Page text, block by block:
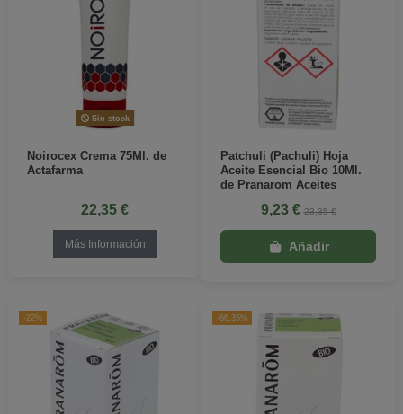
Sin stock
Noirocex Crema 75Ml. de
Actafarma
22,35 €
Más Información
Patchuli (Pachuli) Hoja
Aceite Esencial Bio 10Ml.
de Pranarom Aceites
9,23 €23,35 €
-22% -66,35%